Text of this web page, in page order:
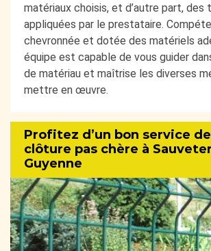
matériaux choisis, et d’autre part, des
appliquées par le prestataire.
chevronnée et dotée des matériels
équipe est capable de vous guider
de matériau et maîtrise les diverses
mettre en œuvre.
Profitez d’un bon service
clôture pas chère à
Guyenne